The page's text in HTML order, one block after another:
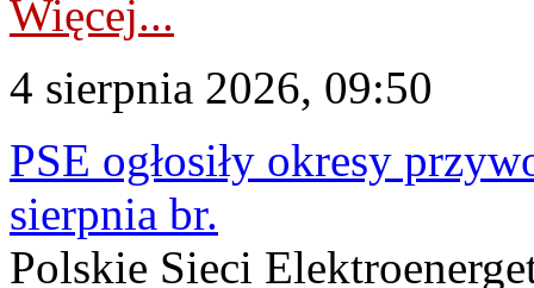
Więcej...
4 sierpnia 2026, 09:50
PSE ogłosiły okresy
sierpnia br.
Polskie Sieci